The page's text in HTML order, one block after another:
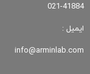
021-41884
ایمیل :
info@arminlab.com